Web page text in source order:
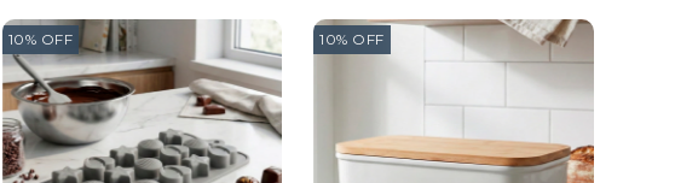
10% OFF 10% OFF